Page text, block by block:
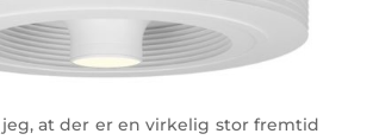
at der er en virkelig stor fremtid